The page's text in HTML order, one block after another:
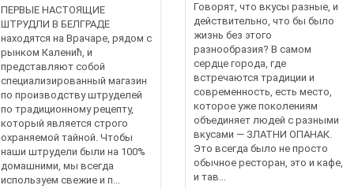
ПЕРВЫЕ НАСТОЯЩИЕ
ШТРУДЛИ В БЕЛГРАДЕ
находятся на Врачаре, рядом с
рынком Каленић, и
представляют собой
специализированный магазин
по производству штруделей
по традиционному рецепту,
который является строго
охраняемой тайной. Чтобы
наши штрудели были на 100%
домашними, мы всегда
используем свежие и п...
Говорят, что вкусы разные, и
действительно, что бы было
жизнь без этого
разнообразия? В самом
сердце города, где
встречаются традиции и
современность, есть место,
которое уже поколениям
объединяет людей с разными
вкусами — ЗЛАТНИ ОПАНАК.
Это всегда было не просто
обычное ресторан, это и кафе,
и тав...